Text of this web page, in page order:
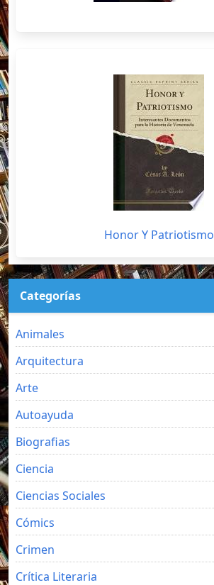
Honor Y Patriotismo
Categorías
Animales
Arquitectura
Arte
Autoayuda
Biografias
Ciencia
Ciencias Sociales
Cómics
Crimen
Crítica Literaria